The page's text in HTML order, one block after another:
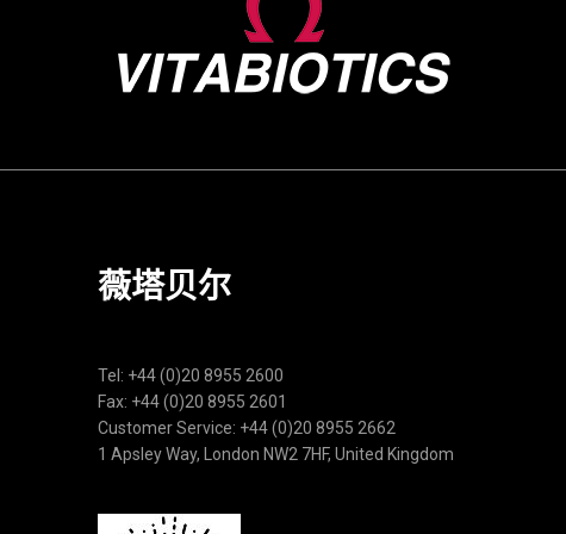
薇塔贝尔
Tel: +44 (0)20 8955 2600
Fax: +44 (0)20 8955 2601
Customer Service: +44 (0)20 8955 2662
1 Apsley Way, London NW2 7HF, United Kingdom